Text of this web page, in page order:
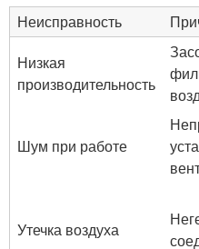
Неисправность
Низкая
производительность
Шум при работе
Утечка воздуха